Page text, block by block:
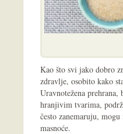
Kao što svi jako dobro
zdravlje, osobito kako
Uravnotežena
hranjivim tvarima,
često zanemaruju,
masnoće.